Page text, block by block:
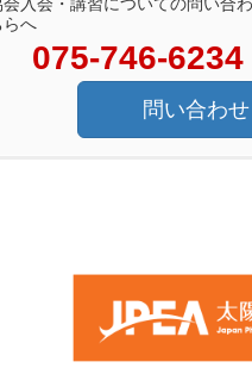
会入会・講習についての問い合
らへ
075-746-6234
問い合わせ